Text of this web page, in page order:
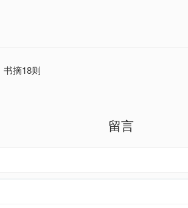
书摘18则
留言